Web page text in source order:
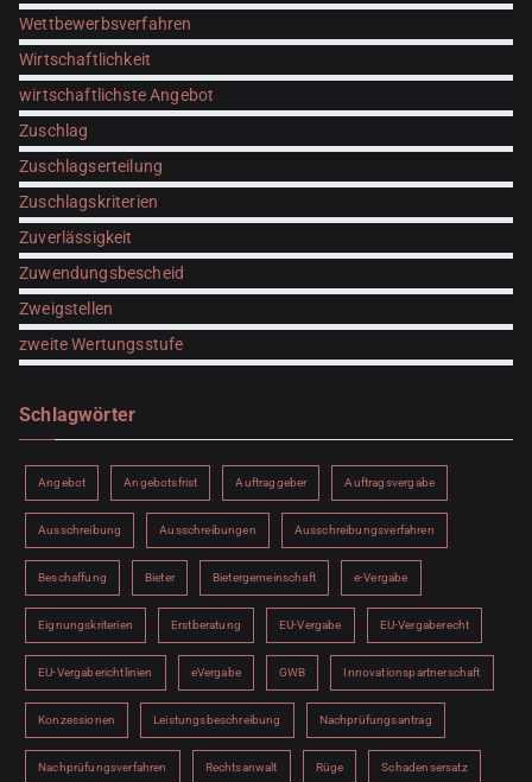
Wettbewerbsverfahren
Wirtschaftlichkeit
wirtschaftlichste Angebot
Zuschlag
Zuschlagserteilung
Zuschlagskriterien
Zuverlässigkeit
Zuwendungsbescheid
Zweigstellen
zweite Wertungsstufe
Schlagwörter
Angebot Angebotsfrist Auftraggeber Auftragsvergabe
Ausschreibung Ausschreibungen Ausschreibungsverfahren
Beschaffung Bieter Bietergemeinschaft e-Vergabe
Eignungskriterien Erstberatung EU-Vergabe EU-Vergaberecht
EU-Vergaberichtlinien eVergabe GWB Innovationspartnerschaft
Konzessionen Leistungsbeschreibung Nachprüfungsantrag
Nachprüfungsverfahren Rechtsanwalt Rüge Schadensersatz